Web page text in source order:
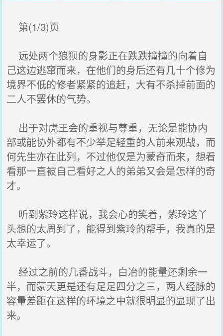
第(1/3)页
远处两个狼狈的身影正在跌跌撞撞的向着自
己这边逃窜而来，在他们的身后还有几十个修为
境界不低的修者紧紧的追赶，大有不杀掉前面的
二人不罢休的气势。
出于对虎王会的重视与尊重，无论是能协内
部或能协外都有不少举足轻重的人前来观战，而
何先生亦在此列，不过他仅是为蒙奇而来，想看
看那一直被自己看好之人的弟弟又会是怎样的奇
才。
听到紫玲这样说，我会心的笑着，紫玲这丫
头想的太周到了，能得到紫玲的帮手，我真的是
太幸运了。
经过之前的几番战斗，白冶的能量还剩余一
半，而蒙天更是还有足足四分之三，两人经脉的
容量差距在这样的环境之中就很明显的显现了出
来。